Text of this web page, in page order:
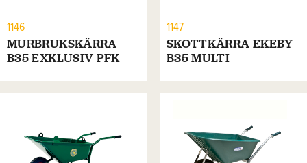
1146
MURBRUKSKÄRRA
B35 EXKLUSIV PFK
1147
SKOTTKÄRRA EKEBY
B35 MULTI